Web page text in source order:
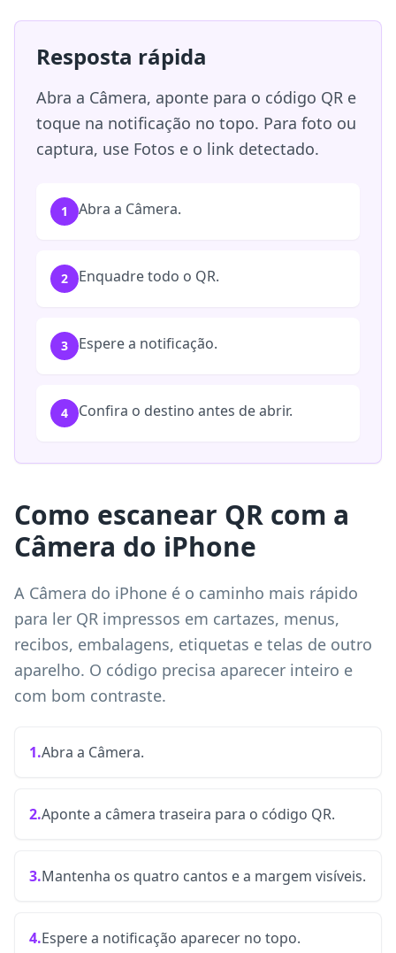
Resposta rápida
Abra a Câmera, aponte para o código QR e
toque na notificação no topo. Para foto ou
captura, use Fotos e o link detectado.
1 Abra a Câmera.
2 Enquadre todo o QR.
3 Espere a notificação.
4 Confira o destino antes de abrir.
Como escanear QR com a
Câmera do iPhone
A Câmera do iPhone é o caminho mais rápido
para ler QR impressos em cartazes, menus,
recibos, embalagens, etiquetas e telas de outro
aparelho. O código precisa aparecer inteiro e
com bom contraste.
1.Abra a Câmera.
2.Aponte a câmera traseira para o código QR.
3.Mantenha os quatro cantos e a margem visíveis.
4.Espere a notificação aparecer no topo.